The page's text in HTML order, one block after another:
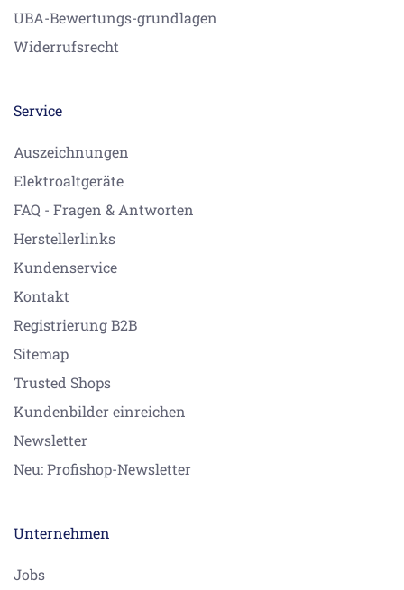
UBA-Bewertungs-grundlagen
Widerrufsrecht
Service
Auszeichnungen
Elektroaltgeräte
FAQ - Fragen & Antworten
Herstellerlinks
Kundenservice
Kontakt
Registrierung B2B
Sitemap
Trusted Shops
Kundenbilder einreichen
Newsletter
Neu: Profishop-Newsletter
Unternehmen
Jobs